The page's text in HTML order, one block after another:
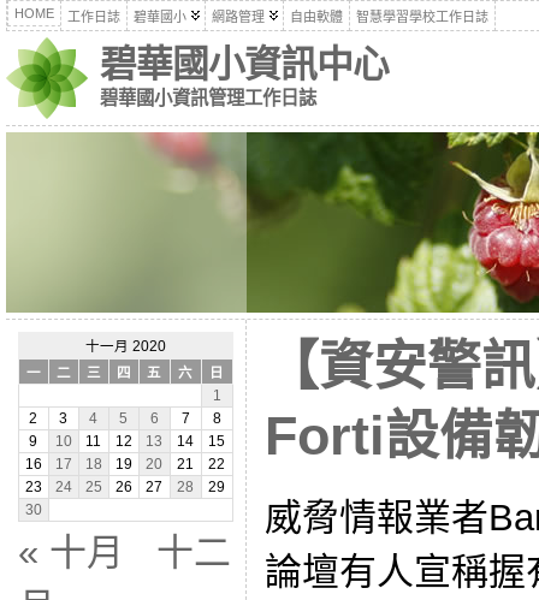
HOME 工作日誌 碧華國小 網路管理 自由軟體 智慧學習學校工作日誌
碧華國小資訊中心
碧華國小資訊管理工作日誌
十一月 2020
一
二 三 四 五 六
日
1
2
3 4 5 6 7
8
9
10 11 12 13 14
15
16
17 18 19 20 21
22
23
24 25 26 27 28
29
30
« 十月
十二
【資安警
Forti設備
威脅情報業者
論壇有人宣稱